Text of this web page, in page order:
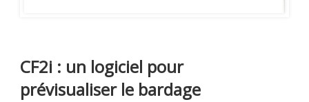
CF2i : un logiciel pour
prévisualiser le bardage